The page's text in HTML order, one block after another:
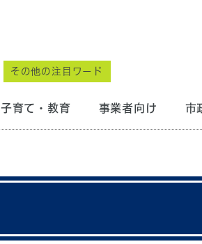
その他の注目ワード
子育て・教育 事業者向け 市